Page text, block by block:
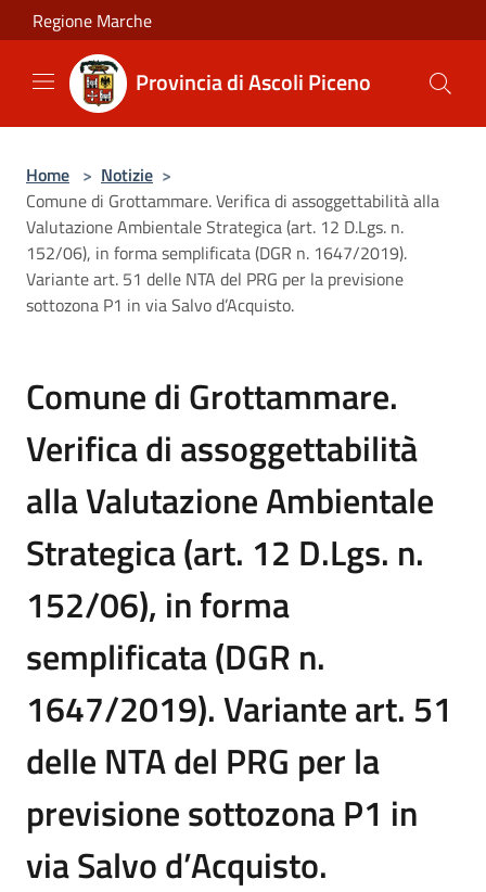
Salta al contenuto principale
Regione Marche
Provincia di Ascoli Piceno
Home > Notizie >
Comune di Grottammare. Verifica di assoggettabilità alla
Valutazione Ambientale Strategica (art. 12 D.Lgs. n.
152/06), in forma semplificata (DGR n. 1647/2019).
Variante art. 51 delle NTA del PRG per la previsione
sottozona P1 in via Salvo d’Acquisto.
Comune di Grottammare.
Verifica di assoggettabilità
alla Valutazione Ambientale
Strategica (art. 12 D.Lgs. n.
152/06), in forma
semplificata (DGR n.
1647/2019). Variante art. 51
delle NTA del PRG per la
previsione sottozona P1 in
via Salvo d’Acquisto.